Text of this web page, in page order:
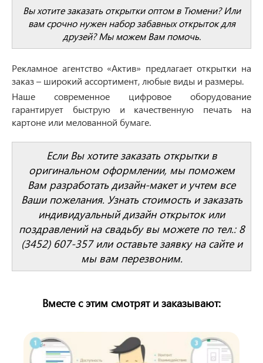
Вы хотите заказать открытки оптом в Тюмени? Или
вам срочно нужен набор забавных открыток для
друзей? Мы можем Вам помочь.
Рекламное агентство «Актив» предлагает открытки на
заказ – широкий ассортимент, любые виды и размеры.
Наше современное цифровое оборудование
гарантирует быструю и качественную печать на
картоне или мелованной бумаге.
Если Вы хотите заказать открытки в
оригинальном оформлении, мы поможем
Вам разработать дизайн-макет и учтем все
Ваши пожелания. Узнать стоимость и заказать
индивидуальный дизайн открыток или
поздравлений на свадьбу вы можете по тел.: 8
(3452) 607-357 или оставьте заявку на сайте и
мы вам перезвоним.
Вместе с этим смотрят и заказывают: